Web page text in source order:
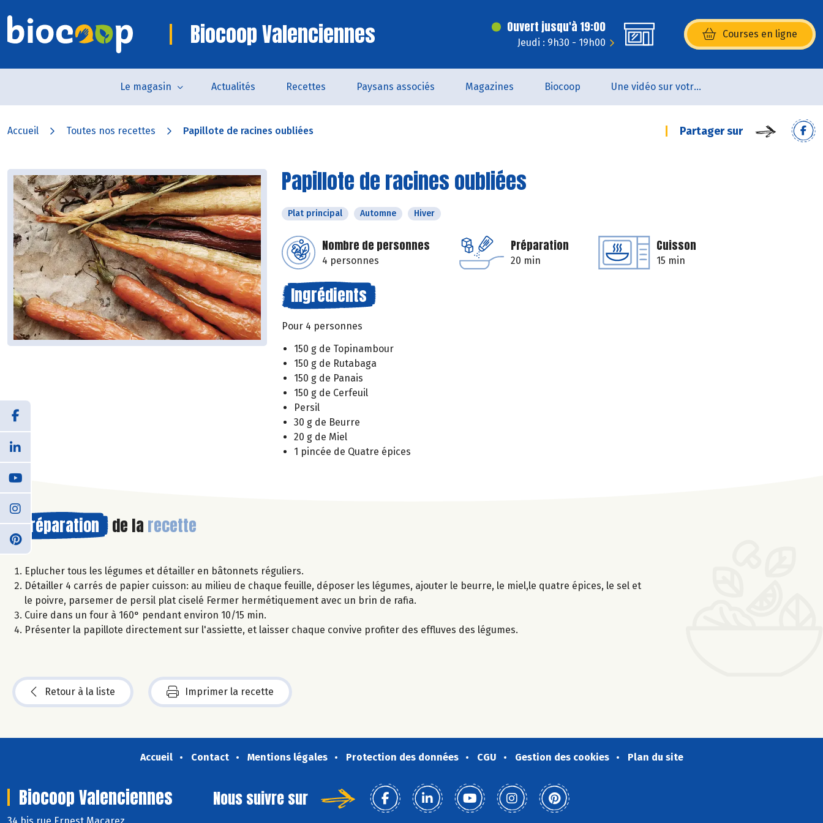
Biocoop Valenciennes Ouvert jusqu'à 19:00
Jeudi : 9h30 - 19h00
Courses en ligne
(s’ouvre dans une nouvelle
Le magasin Actualités Recettes Paysans associés Magazines Biocoop Une vidéo sur votre magasin...
Accueil Toutes nos recettes Papillote de racines oubliées Partager sur
Papillote de racines oubliées
Plat principal Automne Hiver
Nombre de personnes
4 personnes
Préparation
20 min
Cuisson
15 min
Ingrédients
Pour 4 personnes
150 g de Topinambour
150 g de Rutabaga
150 g de Panais
150 g de Cerfeuil
Persil
30 g de Beurre
20 g de Miel
1 pincée de Quatre épices
Préparation de la recette
Eplucher tous les légumes et détailler en bâtonnets réguliers.
Détailler 4 carrés de papier cuisson: au milieu de chaque feuille, déposer les légumes, ajouter le beurre, le miel,le quatre épices, le sel et
le poivre, parsemer de persil plat ciselé Fermer hermétiquement avec un brin de rafia.
Cuire dans un four à 160° pendant environ 10/15 min.
Présenter la papillote directement sur l'assiette, et laisser chaque convive profiter des effluves des légumes.
Retour à la liste Imprimer la recette
Accueil Contact Mentions légales Protection des données CGU Gestion des cookies Plan du site
Biocoop Valenciennes
34 bis rue Ernest Macarez
Nous suivre sur